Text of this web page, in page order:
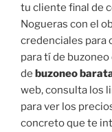
tu cliente final de
Nogueras con el
credenciales para
para tí de
de buzoneo
web, consulta los
para ver los
concreto que te